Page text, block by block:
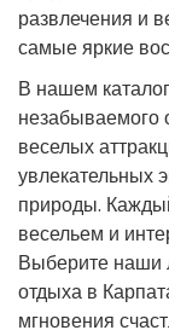
развлечения и
самые яркие
В нашем
незабываемого
веселых
увлекательных
природы.
весельем и
Выберите наши
отдыха в
мгновения